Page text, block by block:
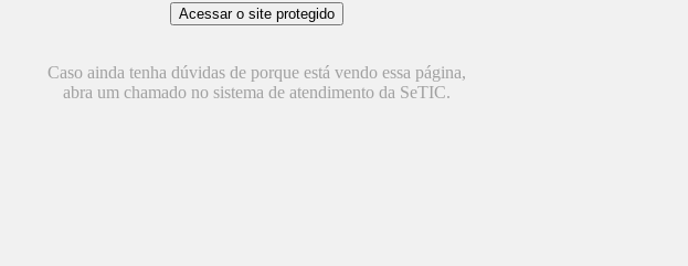
Caso ainda tenha dúvidas de porque está vendo essa página,
abra um chamado no sistema de atendimento da SeTIC.